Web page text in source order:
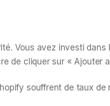
Vous avez investi
de cliquer sur « Ajouter
souffrent de taux